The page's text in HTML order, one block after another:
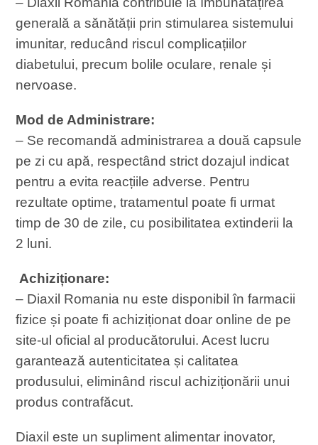
generală a sănătății prin stimularea sistemului
imunitar, reducând riscul complicațiilor
diabetului, precum bolile oculare, renale și
nervoase.
Mod de Administrare:
– Se recomandă administrarea a două capsule
pe zi cu apă, respectând strict dozajul indicat
pentru a evita reacțiile adverse. Pentru
rezultate optime, tratamentul poate fi urmat
timp de 30 de zile, cu posibilitatea extinderii la
2 luni.
Achiziționare:
– Diaxil Romania nu este disponibil în farmacii
fizice și poate fi achiziționat doar online de pe
site-ul oficial al producătorului. Acest lucru
garantează autenticitatea și calitatea
produsului, eliminând riscul achiziționării unui
produs contrafăcut.
Diaxil este un supliment alimentar inovator,